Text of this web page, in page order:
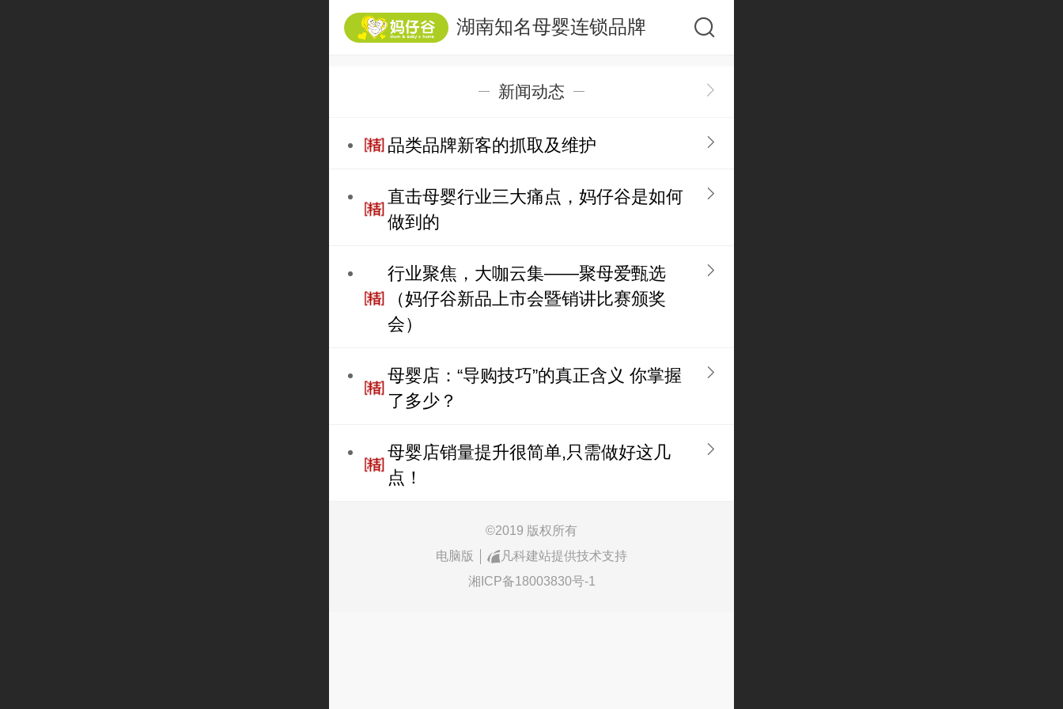
湖南知名母婴连锁品牌
新闻动态
品类品牌新客的抓取及维护
直击母婴行业三大痛点，妈仔谷是如何
做到的
行业聚焦，大咖云集——聚母爱甄选
（妈仔谷新品上市会暨销讲比赛颁奖
会）
母婴店：“导购技巧”的真正含义 你掌握
了多少？
母婴店销量提升很简单,只需做好这几
点！
©2019 版权所有
电脑版
凡科建站提供技术支持
湘ICP备18003830号-1